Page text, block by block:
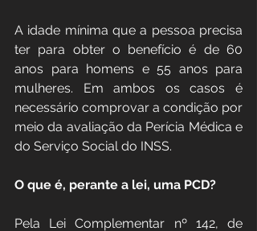
A idade mínima que a pessoa precisa
ter para obter o benefício é de 60
anos para homens e 55 anos para
mulheres. Em ambos os casos é
necessário comprovar a condição por
meio da avaliação da Perícia Médica e
do Serviço Social do INSS.
O que é, perante a lei, uma PCD?
Pela Lei Complementar nº 142, de